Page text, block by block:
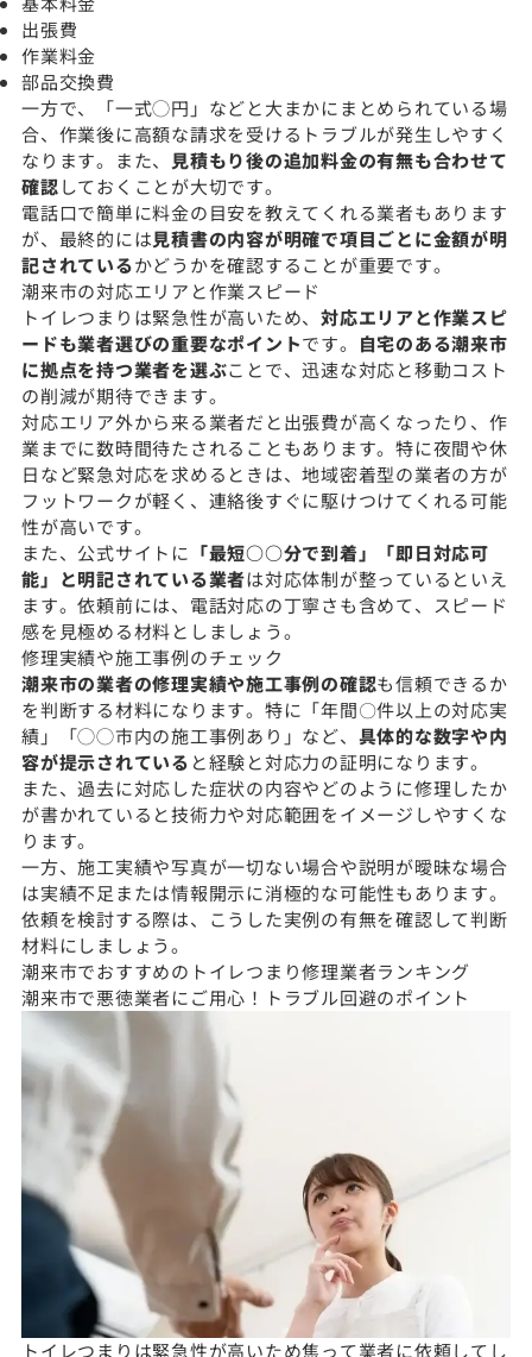
出張費
作業料金
部品交換費
一方で、「一式◯円」などと大まかにまとめられている場
合、作業後に高額な請求を受けるトラブルが発生しやすく
なります。また、 見積もり後の追加料金の有無も合わせて
確認しておくことが大切です。
電話口で簡単に料金の目安を教えてくれる業者もあります
が、最終的には見積書の内容が明確で項目ごとに金額が明
記されているかどうかを確認することが重要です。
潮来市の対応エリアと作業スピード
トイレつまりは緊急性が高いため、 対応エリアと作業スピ
ードも業者選びの重要なポイントです。 自宅のある潮来市
に拠点を持つ業者を選ぶことで、迅速な対応と移動コスト
の削減が期待できます。
対応エリア外から来る業者だと出張費が高くなったり、作
業までに数時間待たされることもあります。特に夜間や休
日など緊急対応を求めるときは、地域密着型の業者の方が
フットワークが軽く、連絡後すぐに駆けつけてくれる可能
性が高いです。
また、公式サイトに 「最短○○分で到着」「即日対応可
能」と明記されている業者は対応体制が整っているといえ
ます。依頼前には、電話対応の丁寧さも含めて、スピード
感を見極める材料としましょう。
修理実績や施工事例のチェック
潮来市の業者の修理実績や施工事例の確認も信頼できるか
を判断する材料になります。特に「年間〇件以上の対応実
績」「◯◯市内の施工事例あり」など、 具体的な数字や内
容が提示されている と経験と対応力の証明になります。
また、過去に対応した症状の内容やどのように修理したか
が書かれていると技術力や対応範囲をイメージしやすくな
ります。
一方、施工実績や写真が一切ない場合や説明が曖昧な場合
は実績不足または情報開示に消極的な可能性もあります。
依頼を検討する際は、こうした実例の有無を確認して判断
材料にしましょう。
潮来市でおすすめのトイレつまり修理業者ランキング
潮来市で悪徳業者にご用心！トラブル回避のポイント
トイレつまりは緊急性が高いため焦って業者に依頼してし